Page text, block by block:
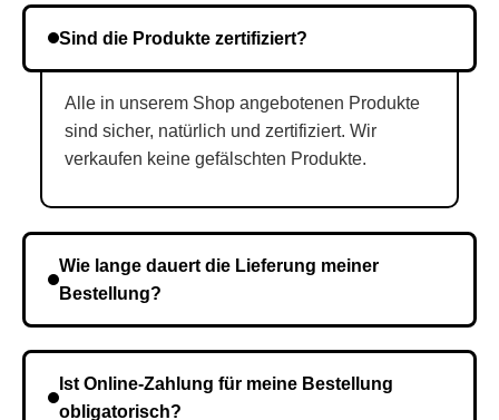
Sind die Produkte zertifiziert?
Alle in unserem Shop angebotenen Produkte
sind sicher, natürlich und zertifiziert. Wir
verkaufen keine gefälschten Produkte.
Wie lange dauert die Lieferung meiner
Bestellung?
Kurierdienst und die Zeit hängt davon ab.
Ist Online-Zahlung für meine Bestellung
obligatorisch?